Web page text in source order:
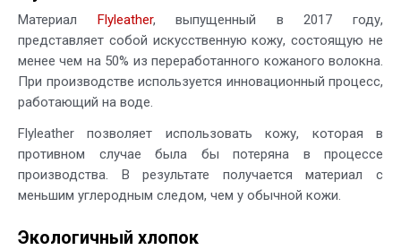
Материал Flyleather, выпущенный в 2017 году,
представляет собой искусственную кожу, состоящую не
менее чем на 50% из переработанного кожаного волокна.
При производстве используется инновационный процесс,
работающий на воде.
Flyleather позволяет использовать кожу, которая в
противном случае была бы потеряна в процессе
производства. В результате получается материал с
меньшим углеродным следом, чем у обычной кожи.
Экологичный хлопок